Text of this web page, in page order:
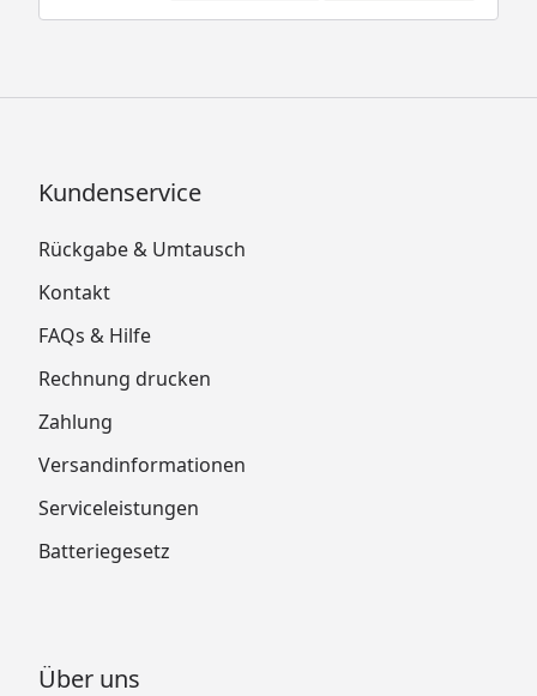
Kundenservice
Rückgabe & Umtausch
Kontakt
FAQs & Hilfe
Rechnung drucken
Zahlung
Versandinformationen
Serviceleistungen
Batteriegesetz
Über uns